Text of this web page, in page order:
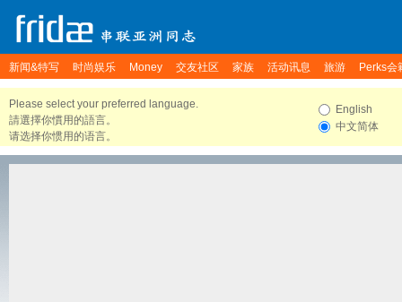
新闻&特写 时尚娱乐 Money 交友社区 家族 活动讯息 旅游 Perks会
Please select your preferred language.
請選擇你慣用的語言。
请选择你惯用的语言。
English
中文简体